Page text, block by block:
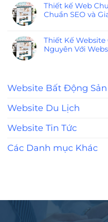
Thiết kế Web
Chuẩn SEO và
Thiết Kế Website
Nguyên Với
Website Bất Động Sản
Website Du Lịch
Website Tin Tức
Các Danh mục Khác